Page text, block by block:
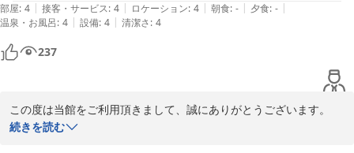
部屋: 4 | 接客・サービス: 4 | ロケーション: 4 | 朝食: - | 夕食: - |
温泉・お風呂: 4 | 設備: 4 | 清潔さ: 4
237
この度は当館をご利用頂きまして、誠にありがとうございます。
またのご利用、スタッフ一同お待ちいたしております。
続きを読む